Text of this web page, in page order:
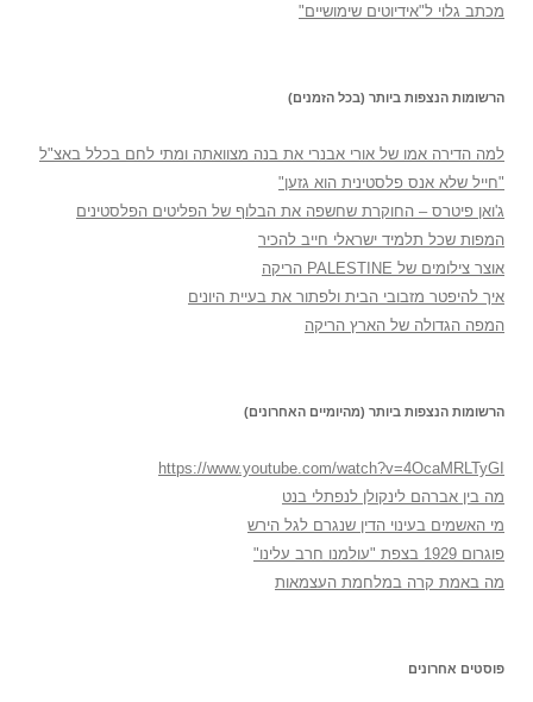
מכתב גלוי ל"אידיוטים שימושיים"
הרשומות הנצפות ביותר (בכל הזמנים)
למה הדירה אמו של אורי אבנרי את בנה מצוואתה ומתי לחם בכלל באצ"ל
"חייל שלא אנס פלסטינית הוא גזען"
ג'ואן פיטרס – החוקרת שחשפה את הבלוף של הפליטים הפלסטינים
המפות שכל תלמיד ישראלי חייב להכיר
אוצר צילומים של PALESTINE הריקה
איך להיפטר מזבובי הבית ולפתור את בעיית היונים
המפה הגדולה של הארץ הריקה
הרשומות הנצפות ביותר (מהיומיים האחרונים)
https://www.youtube.com/watch?v=4OcaMRLTyGI
מה בין אברהם לינקולן לנפתלי בנט
מי האשמים בעינוי הדין שנגרם לגל הירש
פוגרום 1929 בצפת "עולמנו חרב עלינו"
מה באמת קרה במלחמת העצמאות
פוסטים אחרונים